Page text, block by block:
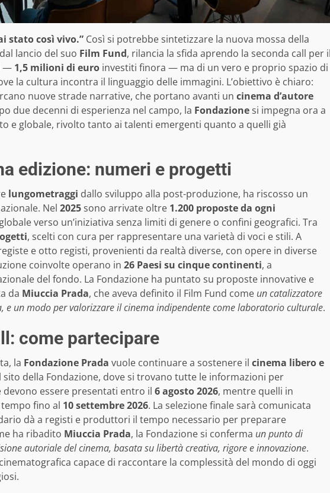
stato così vivo.” Così si potrebbe sintetizzare la nuova mossa della
lancio del suo Film Fund, rilancia la sfida aprendo la seconda call per
— 1,5 milioni di euro investiti finora — ma di un vero e proprio spazio di
la cultura incontra il linguaggio delle immagini. L’obiettivo è chiaro:
nuove strade narrative, che portano avanti un cinema d’autore
due decenni di esperienza nel campo, la Fondazionesi impegna ora a
e globale, rivolto tanto ai talenti emergenti quanto a quelli già
edizione: numeri e progetti
lungometraggi dallo sviluppo alla post-produzione, ha riscosso un
Nel 2025sono arrivate oltre 1.200 proposte da ogni
verso un’iniziativa senza limiti di genere o confini geografici. Tra
, scelti con cura per rappresentare una varietà di voci e stili. A
e otto registi, provenienti da realtà diverse, con opere in diverse
coinvolte operano in 26 Paesi su cinque continenti, a
del fondo. La Fondazione ha puntato su proposte innovative e
da Miuccia Prada, che aveva definito il Film Fund come un catalizzatore
e un modo per valorizzare il cinema indipendente come laboratorio culturale.
come partecipare
la Fondazione Prada vuole continuare a sostenere il cinema libero e
sito della Fondazione, dove si trovano tutte le informazioni per
essere presentati entro il 6 agosto 2026, mentre quelli in
fino al 10 settembre 2026. La selezione finale sarà comunicata
dà a registi e produttori il tempo necessario per preparare
ha ribadito Miuccia Prada, la Fondazione si conferma un punto di
autoriale del cinema, basata su libertà creativa, rigore e innovazione.
capace di raccontare la complessità del mondo di oggi